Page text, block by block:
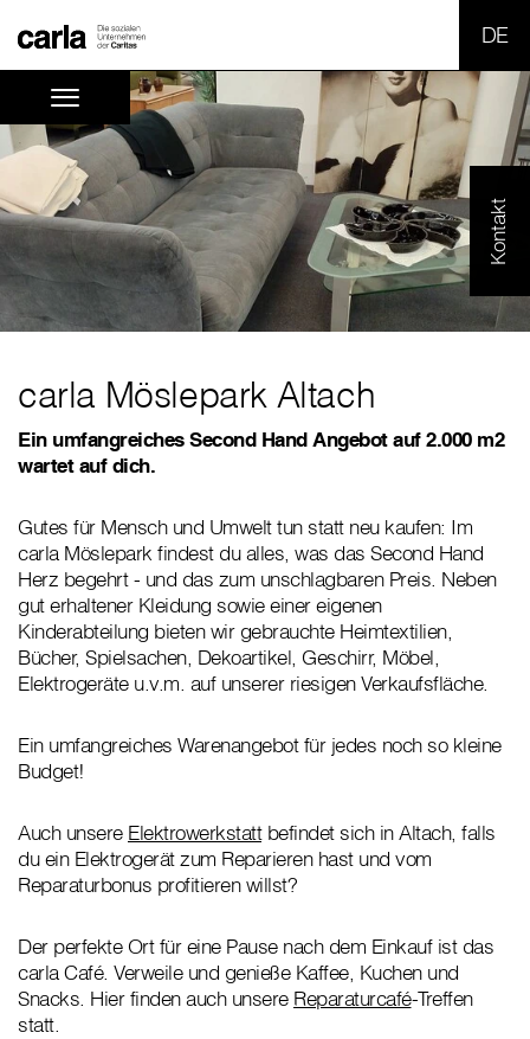
Kontakt
carla Möslepark Altach
Ein umfangreiches Second Hand Angebot auf 2.000 m2
wartet auf dich.
Gutes für Mensch und Umwelt tun statt neu kaufen: Im
carla Möslepark findest du alles, was das Second Hand
Herz begehrt - und das zum unschlagbaren Preis. Neben
gut erhaltener Kleidung sowie einer eigenen
Kinderabteilung bieten wir gebrauchte Heimtextilien,
Bücher, Spielsachen, Dekoartikel, Geschirr, Möbel,
Elektrogeräte u.v.m. auf unserer riesigen Verkaufsfläche.
Ein umfangreiches Warenangebot für jedes noch so kleine
Budget!
Auch unsere Elektrowerkstattbefindet sich in Altach, falls
du ein Elektrogerät zum Reparieren hast und vom
Reparaturbonus profitieren willst?
Der perfekte Ort für eine Pause nach dem Einkauf ist das
carla Café. Verweile und genieße Kaffee, Kuchen und
Snacks. Hier finden auch unsere Reparaturcafé-Treffen
statt.